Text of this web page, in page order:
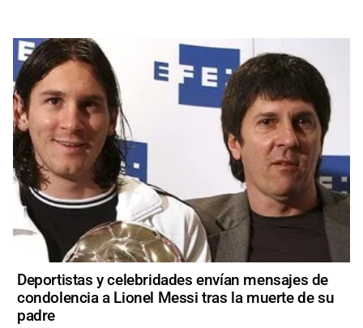
Deportistas y celebridades envían mensajes de
condolencia a Lionel Messi tras la muerte de su
padre